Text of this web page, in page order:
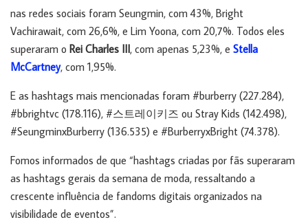
nas redes sociais foram Seungmin, com 43%, Bright
Vachirawait, com 26,6%, e Lim Yoona, com 20,7%. Todos eles
superaram o Rei Charles III, com apenas 5,23%, e Stella
McCartney, com 1,95%.
E as hashtags mais mencionadas foram #burberry (227.284),
#bbrightvc (178.116), #스트레이키즈 ou Stray Kids (142.498),
#SeungminxBurberry (136.535) e #BurberryxBright (74.378).
Fomos informados de que “hashtags criadas por fãs superaram
as hashtags gerais da semana de moda, ressaltando a
crescente influência de fandoms digitais organizados na
visibilidade de eventos”.